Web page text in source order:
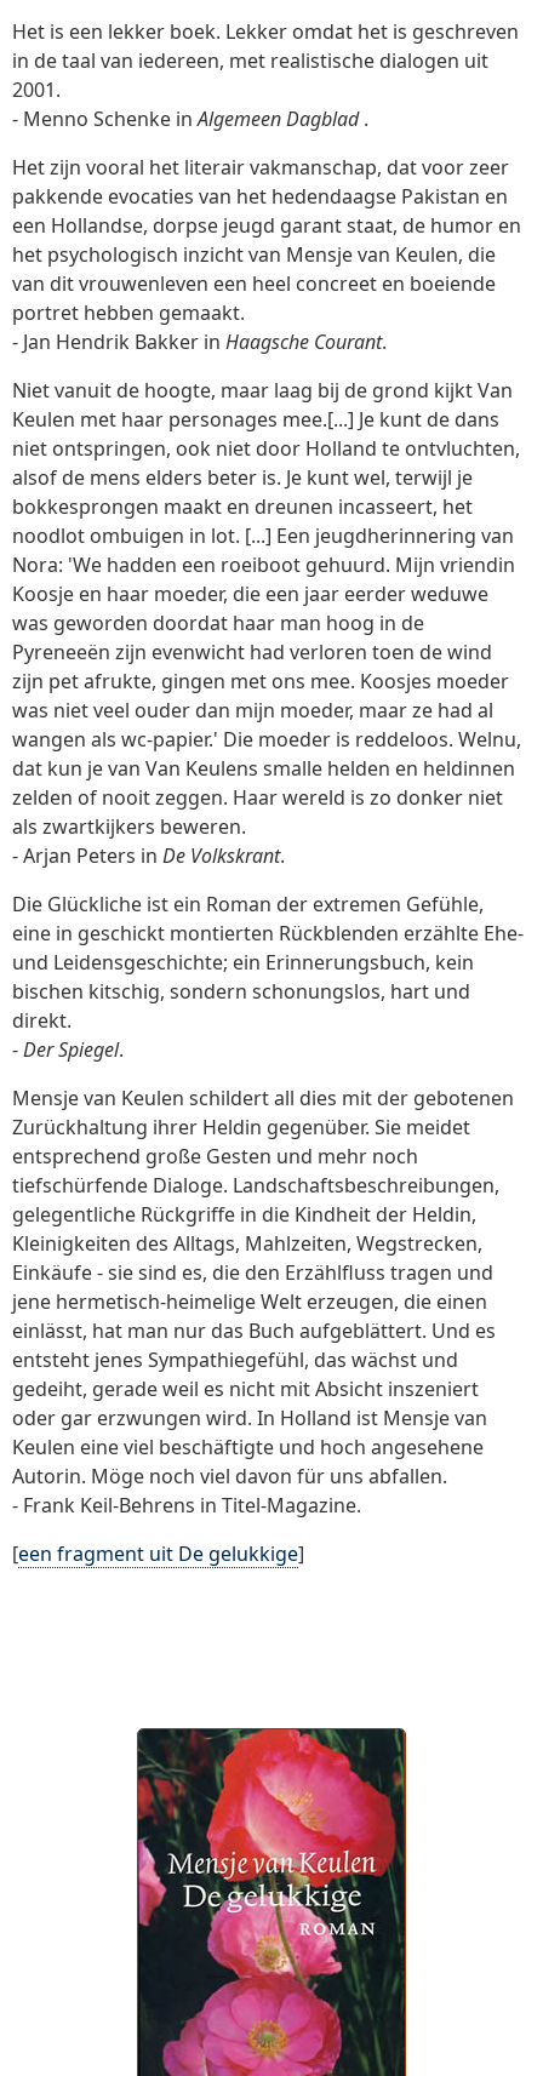
Het is een lekker boek. Lekker omdat het is geschreven
in de taal van iedereen, met realistische dialogen uit
2001.
- Menno Schenke inAlgemeen Dagblad.
Het zijn vooral het literair vakmanschap, dat voor zeer
pakkende evocaties van het hedendaagse Pakistan en
een Hollandse, dorpse jeugd garant staat, de humor en
het psychologisch inzicht van Mensje van Keulen, die
van dit vrouwenleven een heel concreet en boeiende
portret hebben gemaakt.
- Jan Hendrik Bakker in Haagsche Courant.
Niet vanuit de hoogte, maar laag bij de grond kijkt Van
Keulen met haar personages mee.[...] Je kunt de dans
niet ontspringen, ook niet door Holland te ontvluchten,
alsof de mens elders beter is. Je kunt wel, terwijl je
bokkesprongen maakt en dreunen incasseert, het
noodlot ombuigen in lot. [...] Een jeugdherinnering van
Nora: 'We hadden een roeiboot gehuurd. Mijn vriendin
Koosje en haar moeder, die een jaar eerder weduwe
was geworden doordat haar man hoog in de
Pyreneeën zijn evenwicht had verloren toen de wind
zijn pet afrukte, gingen met ons mee. Koosjes moeder
was niet veel ouder dan mijn moeder, maar ze had al
wangen als wc-papier.' Die moeder is reddeloos. Welnu,
dat kun je van Van Keulens smalle helden en heldinnen
zelden of nooit zeggen. Haar wereld is zo donker niet
als zwartkijkers beweren.
- Arjan Peters in De Volkskrant.
Die Glückliche ist ein Roman der extremen Gefühle,
eine in geschickt montierten Rückblenden erzählte Ehe-
und Leidensgeschichte; ein Erinnerungsbuch, kein
bischen kitschig, sondern schonungslos, hart und
direkt.
-Der Spiegel.
Mensje van Keulen schildert all dies mit der gebotenen
Zurückhaltung ihrer Heldin gegenüber. Sie meidet
entsprechend große Gesten und mehr noch
tiefschürfende Dialoge. Landschaftsbeschreibungen,
gelegentliche Rückgriffe in die Kindheit der Heldin,
Kleinigkeiten des Alltags, Mahlzeiten, Wegstrecken,
Einkäufe - sie sind es, die den Erzählfluss tragen und
jene hermetisch-heimelige Welt erzeugen, die einen
einlässt, hat man nur das Buch aufgeblättert. Und es
entsteht jenes Sympathiegefühl, das wächst und
gedeiht, gerade weil es nicht mit Absicht inszeniert
oder gar erzwungen wird. In Holland ist Mensje van
Keulen eine viel beschäftigte und hoch angesehene
Autorin. Möge noch viel davon für uns abfallen.
- Frank Keil-Behrens in Titel-Magazine.
[een fragment uit De gelukkige]